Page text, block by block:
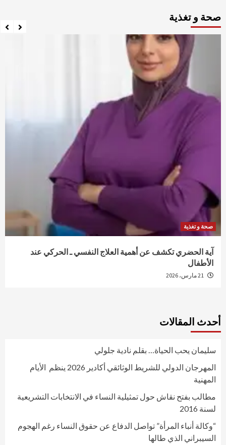
صحة و تغذية
صحة و تغذية
آية الحضري تكشف عن أهمية العلاج النفسي ـ الحركي عند
الأطفال
أحدث المقالات
سليمان يحب الحياة… بقلم نادية جلولي
المهرجان الدولي للشريط الوثائقي أكادير 2026 ينظم الأيام
المهنية
مطالب بفتح نقاش حول تمثيلية النساء في الانتخابات التشريعية
لسنة 2016
“وكالة أنباء المرأة” تواصل الدفاع عن حقوق النساء رغم الهجوم
السيبراني الذي طالها